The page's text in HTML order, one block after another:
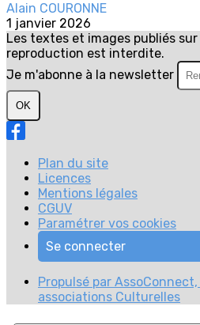
Alain COURONNE
1 janvier 2026
Les textes et images publiés
reproduction est interdite.
Je m'abonne à la newsletter
OK
Plan du site
Licences
Mentions légales
CGUV
Paramétrer vos cookies
Se connecter
Propulsé par
associations Culturelles